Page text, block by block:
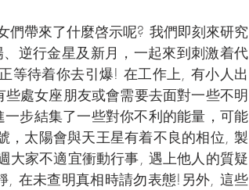
們帶來了什麼啓示呢? 我們即刻來研究
逆行金星及新月，一起來到刺激着代
等待着你去引爆! 在工作上, 有小人出
處女座朋友或會需要去面對一些不明
步結集了一些對你不利的能量，可能
，太陽會與天王星有着不良的相位, 製
大家不適宜衝動行事, 遇上他人的質疑
, 在未查明真相時請勿表態!另外, 這些